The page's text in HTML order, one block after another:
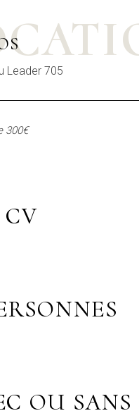
Leader 705
300€
CV
OU SANS